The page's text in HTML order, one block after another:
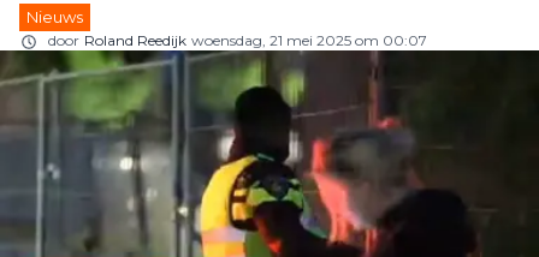
Nieuws
door Roland Reedijk woensdag, 21 mei 2025 om 00:07